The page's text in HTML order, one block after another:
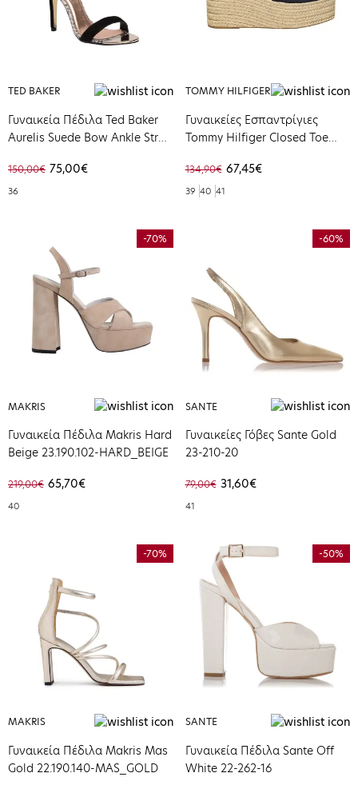
TED BAKER
Γυναικεία Πέδιλα Ted Baker
Aurelis Suede Bow Ankle Strap
150,00€ 75,00€
36
TOMMY HILFIGER
Γυναικείες Εσπαντρίγιες
Tommy Hilfiger Closed Toe
FW0FW07746-DW6
134,90€ 67,45€
39 40 41
-70%
MAKRIS
Γυναικεία Πέδιλα Makris Hard
Beige 23.190.102-HARD_BEIGE
219,00€ 65,70€
40
-60%
SANTE
Γυναικείες Γόβες Sante Gold
23-210-20
79,00€ 31,60€
41
-70%
MAKRIS
Γυναικεία Πέδιλα Makris Mas
Gold 22.190.140-MAS_GOLD
-50%
SANTE
Γυναικεία Πέδιλα Sante Off
White 22-262-16